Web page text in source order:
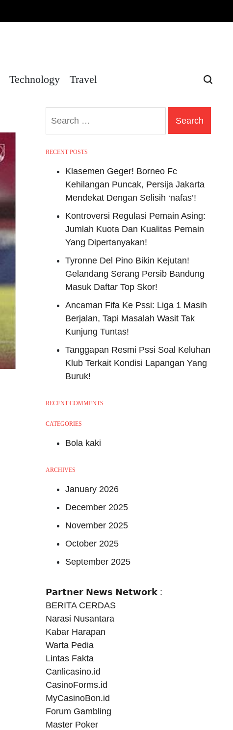
Technology Travel
for:
RECENT POSTS
Klasemen Geger! Borneo Fc
Kehilangan Puncak, Persija Jakarta
Mendekat Dengan Selisih ‘nafas’!
Kontroversi Regulasi Pemain Asing:
Jumlah Kuota Dan Kualitas Pemain
Yang Dipertanyakan!
Tyronne Del Pino Bikin Kejutan!
Gelandang Serang Persib Bandung
Masuk Daftar Top Skor!
Ancaman Fifa Ke Pssi: Liga 1 Masih
Berjalan, Tapi Masalah Wasit Tak
Kunjung Tuntas!
Tanggapan Resmi Pssi Soal Keluhan
Klub Terkait Kondisi Lapangan Yang
Buruk!
RECENT COMMENTS
CATEGORIES
Bola kaki
ARCHIVES
January 2026
December 2025
November 2025
October 2025
September 2025
𝗣𝗮𝗿𝘁𝗻𝗲𝗿 𝗡𝗲𝘄𝘀 𝗡𝗲𝘁𝘄𝗼𝗿𝗸 :
BERITA CERDAS
Narasi Nusantara
Kabar Harapan
Warta Pedia
Lintas Fakta
Canlicasino.id
CasinoForms.id
MyCasinoBon.id
Forum Gambling
Master Poker